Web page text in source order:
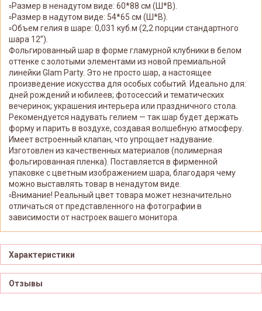
▫️Размер в ненадутом виде: 60*88 см (Ш*В).
▫️Размер в надутом виде: 54*65 см (Ш*В).
▫️Объем гелия в шаре: 0,031 куб.м (2,2 порции стандартного
шара 12’’).
Фольгированный шар в форме гламурной клубники в белом
оттенке с золотыми элементами из новой премиальной
линейки Glam Party. Это не просто шар, а настоящее
произведение искусства для особых событий. Идеально для:
дней рождений и юбилеев; фотосессий и тематических
вечеринок; украшения интерьера или праздничного стола.
Рекомендуется надувать гелием — так шар будет держать
форму и парить в воздухе, создавая волшебную атмосферу.
Имеет встроенный клапан, что упрощает надувание.
Изготовлен из качественных материалов (полимерная
фольгированная пленка). Поставляется в фирменной
упаковке с цветным изображением шара, благодаря чему
можно выставлять товар в ненадутом виде.
▫️Внимание! Реальный цвет товара может незначительно
отличаться от представленного на фотографии в
зависимости от настроек вашего монитора.
Характеристики
Отзывы